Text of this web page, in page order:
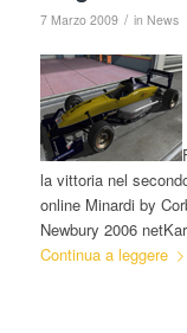
7 Marzo 2009 / in News
la vittoria nel
online Minardi by
Newbury 2006
Continua a leggere